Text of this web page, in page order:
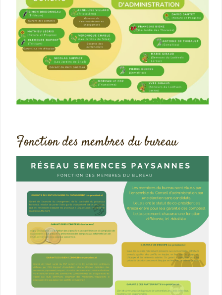
Fonction des membres du bureau